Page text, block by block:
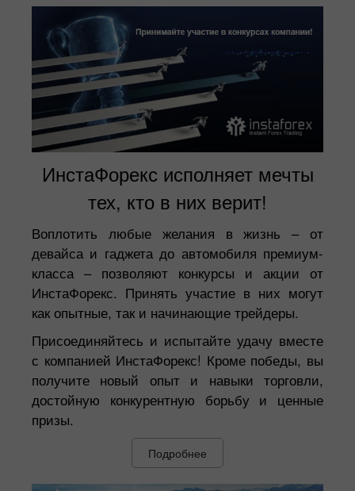
ИнстаФорекс исполняет мечты
тех, кто в них верит!
Воплотить любые желания в жизнь – от
девайса и гаджета до автомобиля премиум-
класса – позволяют конкурсы и акции от
ИнстаФорекс. Принять участие в них могут
как опытные, так и начинающие трейдеры.
Присоединяйтесь и испытайте удачу вместе
с компанией ИнстаФорекс! Кроме победы, вы
получите новый опыт и навыки торговли,
достойную конкурентную борьбу и ценные
призы.
Подробнее